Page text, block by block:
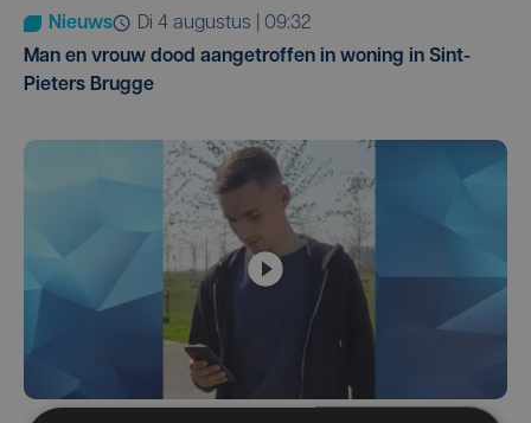
Nieuws
di 4 augustus | 09:32
Man en vrouw dood aangetroffen in woning in Sint-
Pieters Brugge